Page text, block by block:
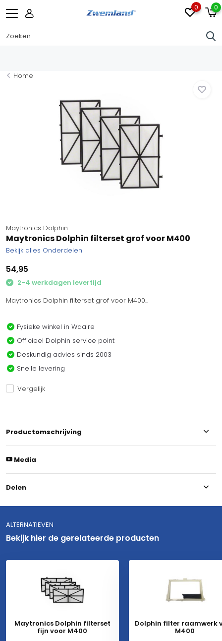
0 0
Home
Maytronics Dolphin
Maytronics Dolphin filterset grof voor M400
Bekijk alles Onderdelen
54,95
2-4 werkdagen levertijd
Maytronics Dolphin filterset grof voor M400...
Fysieke winkel in Waalre
Officieel Dolphin service point
Deskundig advies sinds 2003
Snelle levering
Vergelijk
Productomschrijving
Media
Delen
ALTERNATIEVEN
Bekijk hier de gerelateerde producten
Maytronics Dolphin filterset
fijn voor M400
Dolphin filter raamwerk
M400